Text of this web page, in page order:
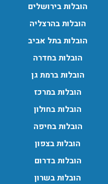
חנה ואפשרות הובלת
הובלות בירושלים
הובלות בהרצליה
הובלות בתל אביב
הובלות בחדרה
הובלות ברמת גן
הובלות במרכז
הובלות בחולון
הובלות בחיפה
הובלות בצפון
הובלות בדרום
הובלות בשרון